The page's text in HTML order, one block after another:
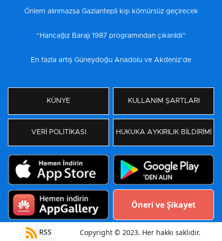
Önlem alınmazsa Gaziantepli kışı kömürsüz geçirecek
“Hancağız Barajı 1987 programından çıkarıldı”
En fazla artış Güneydoğu Anadolu ve Akdeniz’de
KÜNYE KULLANIM ŞARTLARI
VERİ POLİTİKASI HUKUKA AYKIRILIK BİLDİRİMİ
Öneri ve Şikayet
RSS Copyright © 2023. Her hakkı saklıdır.